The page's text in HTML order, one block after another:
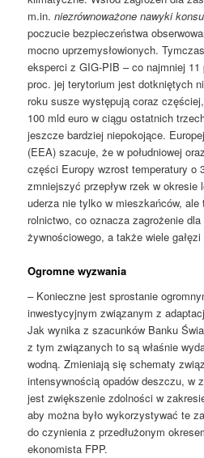
m.in.niezrównoważone nawyki
poczucie bezpieczeństwa
mocno uprzemysłowionych.
eksperci z GIG-PIB – co najmniej
proc. jej terytorium jest dotkniętych
roku susze występują coraz
100 mld euro w ciągu ostatnich
jeszcze bardziej niepokojące.
(EEA) szacuje, że w południowej
części Europy wzrost temperatury o
zmniejszyć przepływ rzek w okresie
uderza nie tylko w mieszkańców,
rolnictwo, co oznacza zagrożenie
żywnościowego, a także wiele gałęzi
Ogromne wyzwania
– Konieczne jest sprostanie
inwestycyjnym związanym z
Jak wynika z szacunków Banku
z tym związanych to są właśnie
wodną. Zmieniają się schematy
intensywnością opadów deszczu, w
jest zwiększenie zdolności w
aby można było wykorzystywać te
do czynienia z przedłużonym
ekonomista FPP.